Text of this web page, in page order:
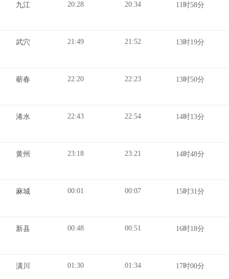
九江 20:28 20:34 11时58分
武穴 21:49 21:52 13时19分
蕲春 22:20 22:23 13时50分
浠水 22:43 22:54 14时13分
黄州 23:18 23:21 14时48分
麻城 00:01 00:07 15时31分
新县 00:48 00:51 16时18分
潢川 01:30 01:34 17时00分